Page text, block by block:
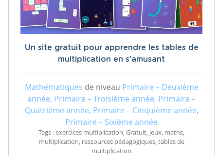
Un site gratuit pour apprendre les tables de
multiplication en s'amusant
Mathématiques de niveau Primaire – Deuxième
année, Primaire – Troisième année, Primaire –
Quatrième année, Primaire – Cinquième année,
Primaire – Sixième année
Tags : exercices multiplication, Gratuit, jeux, maths,
multiplication, ressources pédagogiques, tables de
multiplication